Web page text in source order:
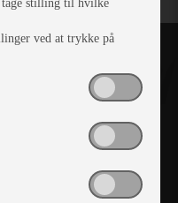
tage stilling til hvilke
ved at trykke på